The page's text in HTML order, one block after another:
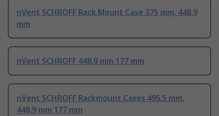
nVent SCHROFF Rack Mount Case 375 mm, 448.9
mm
nVent SCHROFF 448.9 mm 177 mm
nVent SCHROFF Rackmount Cases 495.5 mm,
448.9 mm 177 mm